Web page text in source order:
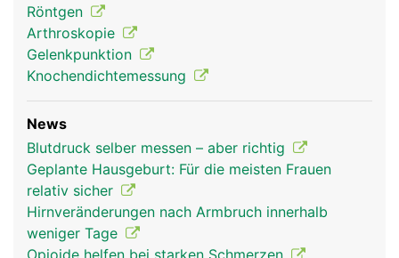
Röntgen
Arthroskopie
Gelenkpunktion
Knochendichtemessung
News
Blutdruck selber messen – aber richtig
Geplante Hausgeburt: Für die meisten Frauen
relativ sicher
Hirnveränderungen nach Armbruch innerhalb
weniger Tage
Opioide helfen bei starken Schmerzen